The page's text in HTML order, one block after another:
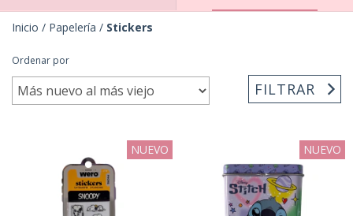
Inicio / Papelería / Stickers
Ordenar por
FILTRAR
NUEVO NUEVO